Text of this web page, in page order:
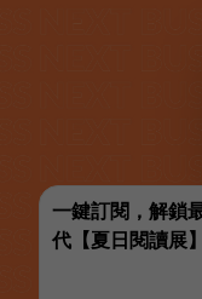
一鍵訂閱，解鎖
代【夏日閱讀展